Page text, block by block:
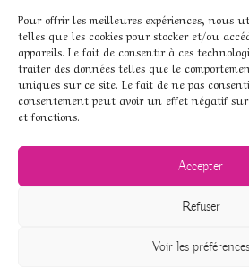
Pour offrir les meilleures expériences, nous
telles que les cookies pour stocker et/ou
appareils. Le fait de consentir à ces
traiter des données telles que le
uniques sur ce site. Le fait de ne pas
consentement peut avoir un effet négatif
et fonctions.
Accepter
Refuser
Voir les préférences
Boutique de Pierres naturelles
Mon compte
Mentions légales
Conditions générales de vente
Politique de cookies (UE)
© Pierres de coeur -